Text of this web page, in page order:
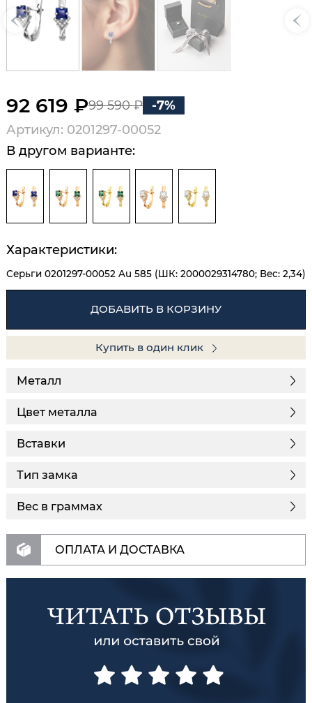
92 619 ₽99 590 ₽
-7%
Артикул: 0201297-00052
В другом варианте:
Характеристики:
Серьги 0201297-00052 Au 585 (ШК: 2000029314780; Вес: 2,34)
ДОБАВИТЬ В КОРЗИНУ
Купить в один клик
Металл
Цвет металла
Вставки
Тип замка
Вес в граммах
ОПЛАТА И ДОСТАВКА